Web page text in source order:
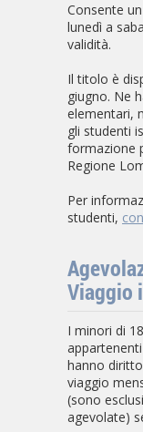
Consente
lunedì a
validità.
Il titolo è
giugno. Ne
elementari,
gli studenti
formazione
Regione
Per
studenti,
Viaggio
I minori di
hanno
viaggio
(sono
agevolate)